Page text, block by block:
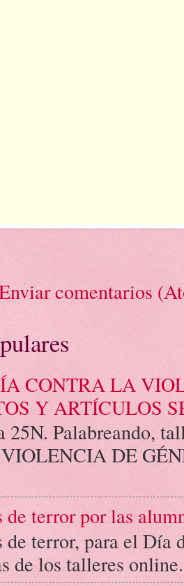
comentarios
CONTRA LA
Y ARTÍCULOS
25N. Palabreando,
DE
de terror por las
de terror, para el Día
de los talleres